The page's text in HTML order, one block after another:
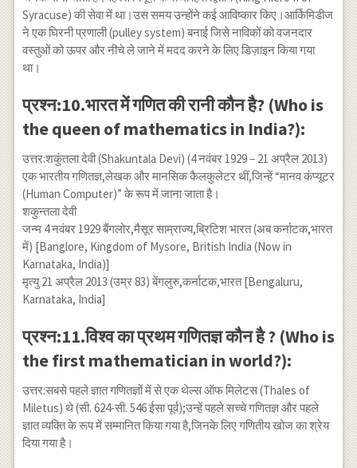
Syracuse) की सेवा में था।उस समय उन्होंने कई आविष्कार किए।आर्किमिडीज
ने एक घिरनी प्रणाली (pulley system) बनाई जिसे नाविकों को वजनदार
वस्तुओं को ऊपर और नीचे ले जाने में मदद करने के लिए डिज़ाइन किया गया
था।
प्रश्न:10.भारत में गणित की रानी कौन है? (Who is
the queen of mathematics in India?):
उत्तर:शकुंतला देवी (Shakuntala Devi) (4 नवंबर 1929 – 21 अप्रैल 2013)
एक भारतीय गणितज्ञ,लेखक और मानसिक कैलकुलेटर थीं,जिन्हें “मानव कंप्यूटर
(Human Computer)” के रूप में जाना जाता है।
शकुन्तला देवी
जन्म 4 नवंबर 1929 बैंगलोर,मैसूर साम्राज्य,ब्रिटिश भारत (अब कर्नाटक,भारत
में) [Banglore, Kingdom of Mysore, British India (Now in
Karnataka, India)]
मृत्यु 21 अप्रैल 2013 (उम्र 83) बेंगलुरु,कर्नाटक,भारत [Bengaluru,
Karnataka, India]
प्रश्न:11.विश्व का प्रथम गणितज्ञ कौन है ? (Who is
the first mathematician in world?):
उत्तर:सबसे पहले ज्ञात गणितज्ञों में से एक थेल्स ऑफ मिलेटस (Thales of
Miletus) थे (सी. 624-सी. 546 ईसा पूर्व);उन्हें पहले सच्चे गणितज्ञ और पहले
ज्ञात व्यक्ति के रूप में सम्मानित किया गया है,जिनके लिए गणितीय खोज का श्रेय
दिया गया है।